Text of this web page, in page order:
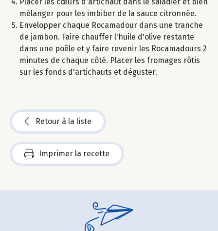
mélanger pour les imbiber de la sauce citronnée.
Envelopper chaque Rocamadour dans une tranche
de jambon. Faire chauffer l'huile d'olive restante
dans une poêle et y faire revenir les Rocamadours 2
minutes de chaque côté. Placer les fromages rôtis
sur les fonds d'artichauts et déguster.
Retour à la liste
Imprimer la recette